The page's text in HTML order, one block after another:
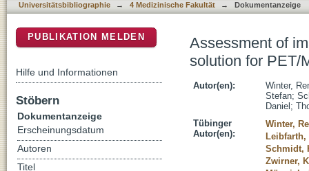
Universitätsbibliographie → 4 Medizinische Fakultät → Dokumentanzeige
Assessment of
solution for PET/
Autor(en):
Winter,
Stefan;
Daniel ;
Tübinger
Autor(en):
Winter,
Leibfarth,
Schmidt,
Zwirner,
PUBLIKATION MELDEN
Hilfe und Informationen
Stöbern
Dokumentanzeige
Erscheinungsdatum
Autoren
Titel